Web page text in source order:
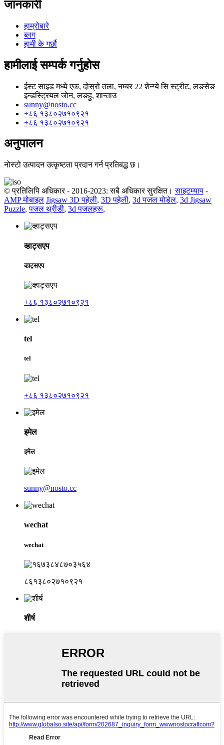
जानकारी
हाम्रोबारे
ब्लग
हामी के गर्छौ
हामीलाई सम्पर्क गर्नुहोस
ईस्ट साइड मध्ये एक, दोस्रो तला, नम्बर 22 शेन्ग्ये सि स्ट्रीट, लङसेङ
इन्डस्ट्रियल जोन, लङहु, शान्ताउ
sunny@nosto.cc
+८६ १३८०२७१०९२१
+८६ १३८०२७१०९२१
अनुपालन
नोस्टो उत्पादन उत्कृष्टता प्रदान गर्न प्रतिबद्ध छ।
© प्रतिलिपि अधिकार - 2016-2023: सबै अधिकार सुरक्षित। साइटम्याप -
AMP मोबाइल Jigsaw 3D पहेली, 3D पहेली, 3d पजल मोडेल, 3d Jigsaw
Puzzle,पजल थ्रीडी, 3d पजलहरू,
व्हाट्सएप
व्हाट्सएप
+८६ १३८०२७१०९२१
tel
tel
+८६ १३८०२७१०९२१
इमेल
इमेल
sunny@nosto.cc
wechat
wechat
८६१३८०२७१०९२१
शीर्ष